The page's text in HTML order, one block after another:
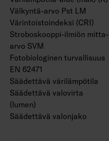
Välkyntä-arvo Pst LM
Värintoistoindeksi (CRI)
Stroboskooppi-ilmiön mitta-
arvo SVM
Fotobiologinen turvallisuus
EN 62471
Säädettävä värilämpötila
Säädettävä valovirta
(lumen)
Säädettävä valonjako